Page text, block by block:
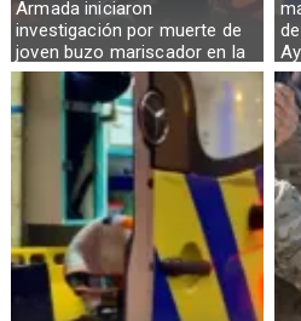
Armada iniciaron
investigación por muerte de
joven buzo mariscador en la
Región de Aysén